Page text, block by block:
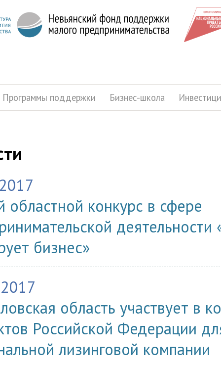
Программы поддержки Бизнес-школа
областной конкурс в сфере
бизнес»
область участвует в
Российской Федерации
лизинговой компании